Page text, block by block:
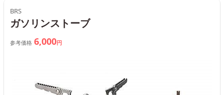
BRS
ガソリンストーブ
参考価格 6,000円